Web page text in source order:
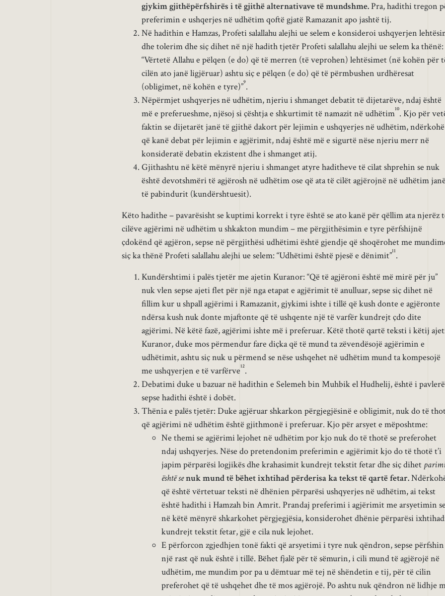
gjykim gjithëpërfshirës i të gjithë alternativave të mundshme.Pra, hadithi tregon
preferimin e ushqerjes në udhëtim qoftë gjatë Ramazanit apo jashtë tij.
Në hadithin e Hamzas, Profeti salallahu alejhi ue selem e konsideroi ushqyerjen
dhe tolerim dhe siç dihet në një hadith tjetër Profeti salallahu alejhi ue selem ka thënë:
“Vërtetë Allahu e pëlqen (e do) që të merren (të veprohen) lehtësimet (në kohën për
cilën ato janë ligjëruar) ashtu siç e pëlqen (e do) që të përmbushen urdhëresat
(obligimet, në kohën e tyre)”9.
Nëpërmjet ushqyerjes në udhëtim, njeriu i shmanget debatit të dijetarëve, ndaj është
më e preferueshme, njësoj si çështja e shkurtimit të namazit në udhëtim10. Kjo për
faktin se dijetarët janë të gjithë dakort për lejimin e ushqyerjes në udhëtim, ndërkohë
që kanë debat për lejimin e agjërimit, ndaj është më e sigurtë nëse njeriu merr në
konsideratë debatin ekzistent dhe i shmanget atij.
Gjithashtu në këtë mënyrë njeriu i shmanget atyre haditheve të cilat shprehin se nuk
është devotshmëri të agjërosh në udhëtim ose që ata të cilët agjërojnë në udhëtim janë
të pabindurit (kundërshtuesit).
Këto hadithe – pavarësisht se kuptimi korrekt i tyre është se ato kanë për qëllim ata njerëz
cilëve agjërimi në udhëtim u shkakton mundim – me përgjithësimin e tyre përfshijnë
çdokënd që agjëron, sepse në përgjithësi udhëtimi është gjendje që shoqërohet me
siç ka thënë Profeti salallahu alejhi ue selem: “Udhëtimi është pjesë e dënimit”11.
Kundërshtimi i palës tjetër me ajetin Kuranor: “Që të agjëroni është më mirë për ju”
nuk vlen sepse ajeti flet për një nga etapat e agjërimit të anulluar, sepse siç dihet në
fillim kur u shpall agjërimi i Ramazanit, gjykimi ishte i tillë që kush donte e agjëronte
ndërsa kush nuk donte mjaftonte që të ushqente një të varfër kundrejt çdo dite
agjërimi. Në këtë fazë, agjërimi ishte më i preferuar. Këtë thotë qartë teksti i këtij
Kuranor, duke mos përmendur fare diçka që të mund ta zëvendësojë agjërimin e
udhëtimit, ashtu siç nuk u përmend se nëse ushqehet në udhëtim mund ta kompesojë
me ushqyerjen e të varfërve12.
Debatimi duke u bazuar në hadithin e Selemeh bin Muhbik el Hudhelij, është i pavlerë
sepse hadithi është i dobët.
Thënia e palës tjetër: Duke agjëruar shkarkon përgjegjësinë e obligimit, nuk do të
që agjërimi në udhëtim është gjithmonë i preferuar. Kjo për arsyet e mëposhtme:
Ne themi se agjërimi lejohet në udhëtim por kjo nuk do të thotë se preferohet
ndaj ushqyerjes. Nëse do pretendonim preferimin e agjërimit kjo do të thotë t’i
japim përparësi logjikës dhe krahasimit kundrejt tekstit fetar dhe siç dihet
është senuk mund të bëhet ixhtihad përderisa ka tekst të qartë fetar.
që është vërtetuar teksti në dhënien përparësi ushqyerjes në udhëtim, ai tekst
është hadithi i Hamzah bin Amrit. Prandaj preferimi i agjërimit me arsyetimin se
në këtë mënyrë shkarkohet përgjegjësia, konsiderohet dhënie përparësi
kundrejt tekstit fetar, gjë e cila nuk lejohet.
E përforcon zgjedhjen tonë fakti që arsyetimi i tyre nuk qëndron, sepse përfshin
një rast që nuk është i tillë. Bëhet fjalë për të sëmurin, i cili mund të agjërojë në
udhëtim, me mundim por pa u dëmtuar më tej në shëndetin e tij, për të cilin
preferohet që të ushqehet dhe të mos agjërojë. Po ashtu nuk qëndron në lidhje